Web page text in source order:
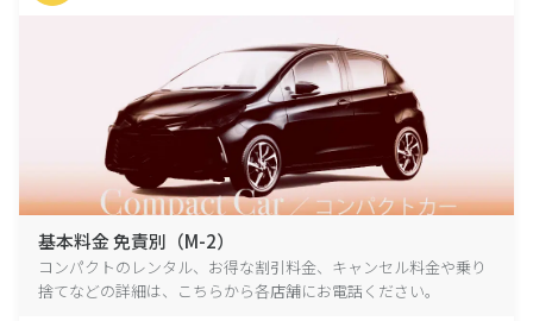
基本料金 免責別（M-2）
コンパクトのレンタル、お得な割引料金、キャンセル料金や乗り
捨てなどの詳細は、こちらから各店舗にお電話ください。